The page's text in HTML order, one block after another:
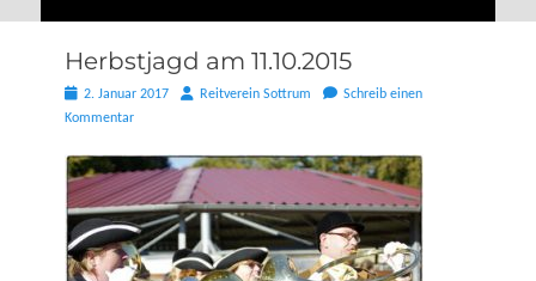
Herbstjagd am 11.10.2015
Posted
on
2. Januar 2017 AutorReitverein Sottrum
Schreib einen
Kommentar